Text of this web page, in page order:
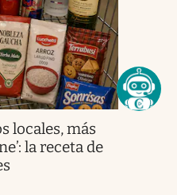
locales, más
la receta de